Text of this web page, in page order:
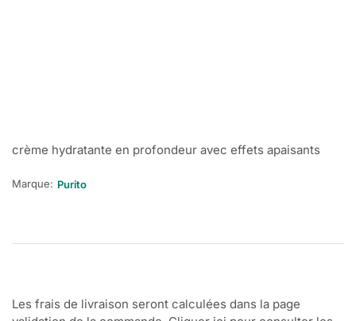
crème hydratante en profondeur avec effets apaisants
Marque: Purito
Les frais de livraison seront calculées dans la page